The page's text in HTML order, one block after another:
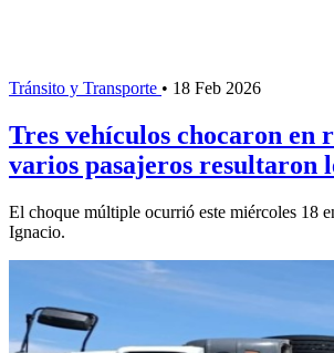
Tránsito y Transporte • 18 Feb 2026
Tres vehículos chocaron en
varios pasajeros resultaron
El choque múltiple ocurrió este miércoles 18
Ignacio.